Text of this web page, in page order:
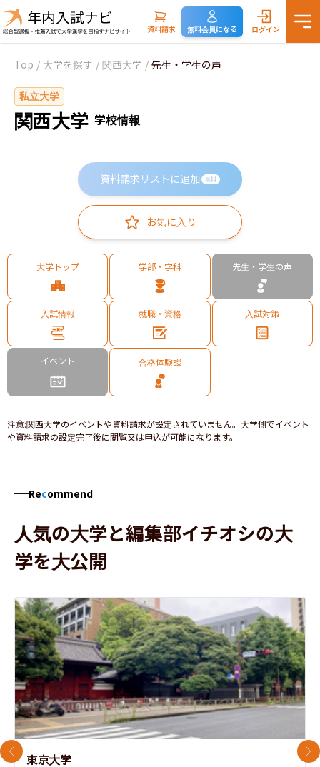
資料請求 無料会員になる ログイン
Top / 大学を探す / 関西大学 / 先生・学生の声
私立大学
関西大学 学校情報
資料請求リストに追加 無料
お気に入り
大学トップ 学部・学科 先生・学生の声
入試情報 就職・資格 入試対策
イベント 合格体験談
注意:関西大学のイベントや資料請求が設定されていません。大学側でイベント
や資料請求の設定完了後に閲覧又は申込が可能になります。
Recommend
人気の大学と編集部イチオシの大
学を大公開
東京大学
前のスライド 次